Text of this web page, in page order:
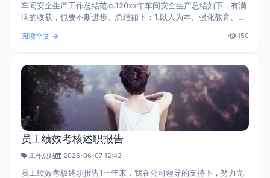
车间安全生产工作总结范本120xx年车间安全生产总结如下，有满
满的收获，也要不断进步。总结如下：1.以人为本、强化教育、增
员工的安全行为”作为安全管..
阅读全文 → 150
员工绩效考核述职报告
工作总结 2026-06-07 12:42
员工绩效考核述职报告1一年来，我在公司领导的支持下，努力完